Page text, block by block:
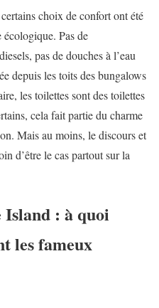
choix de confort ont été
Pas de
pas de douches à l’eau
depuis les toits des bungalows
les toilettes sont des toilettes
cela fait partie du charme
Mais au moins, le discours et
d’être le cas partout sur la
: à quoi
les fameux